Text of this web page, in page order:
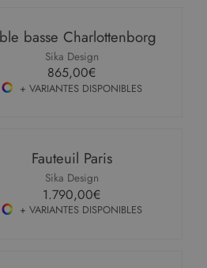
basse Charlottenborg
Sika Design
865,00€
+ VARIANTES DISPONIBLES
Fauteuil Paris
Sika Design
1.790,00€
+ VARIANTES DISPONIBLES